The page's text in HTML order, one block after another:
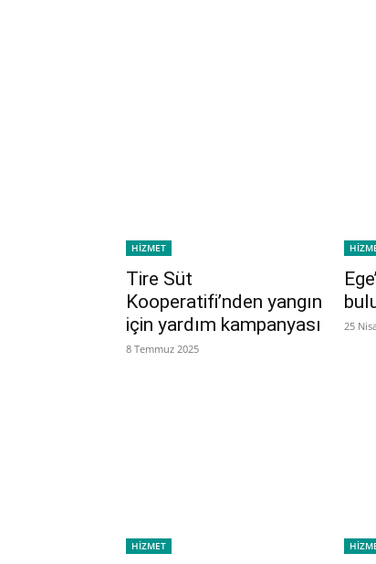
HİZMET
Tire Süt
Kooperatifi’nden yangın
için yardım kampanyası
8 Temmuz 2025
25
HİZMET